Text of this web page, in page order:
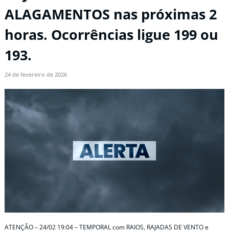
ALAGAMENTOS nas próximas 2
horas. Ocorrências ligue 199 ou
193.
24 de fevereiro de 2026
ATENÇÃO – 24/02 19:04 – TEMPORAL com RAIOS, RAJADAS DE VENTO e